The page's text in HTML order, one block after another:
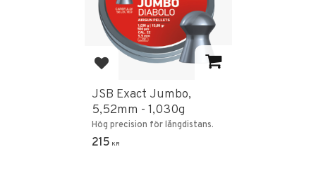
Add to favorites
JSB Exact Jumbo,
5,52mm - 1,030g
Hög precision för långdistans.
215 KR